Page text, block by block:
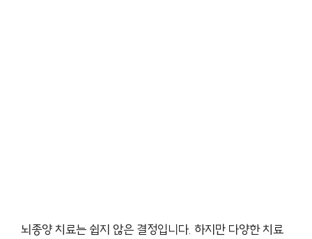
뇌종양 치료는 쉽지 않은 결정입니다. 하지만 다양한 치료